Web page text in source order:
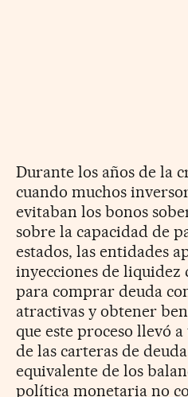
Durante los años de la
cuando muchos
evitaban los bonos
sobre la capacidad de
estados, las entidades
inyecciones de liquidez
para comprar deuda
atractivas y obtener
que este proceso llevó
de las carteras de
equivalente de los
política monetaria no